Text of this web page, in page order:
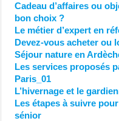
Cadeau d’affaires ou
bon choix ?
Le métier d’expert en
Devez-vous acheter ou
Séjour nature en
Les services proposés
Paris_01
L’hivernage et le
Les étapes à suivre
sénior